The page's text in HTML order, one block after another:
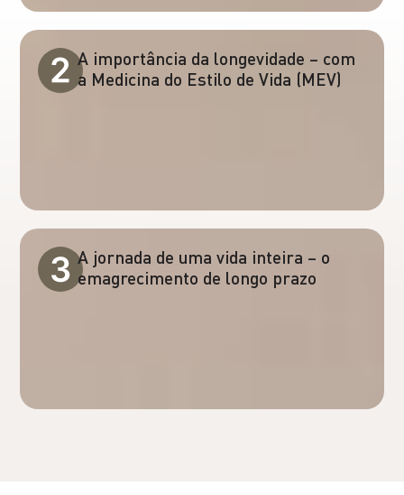
A importância da longevidade – com
a Medicina do Estilo de Vida (MEV)
A jornada de uma vida inteira – o
emagrecimento de longo prazo